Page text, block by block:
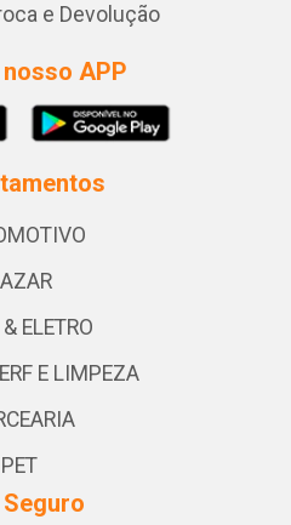
e Devolução
APP
ELETRO
E LIMPEZA
PET